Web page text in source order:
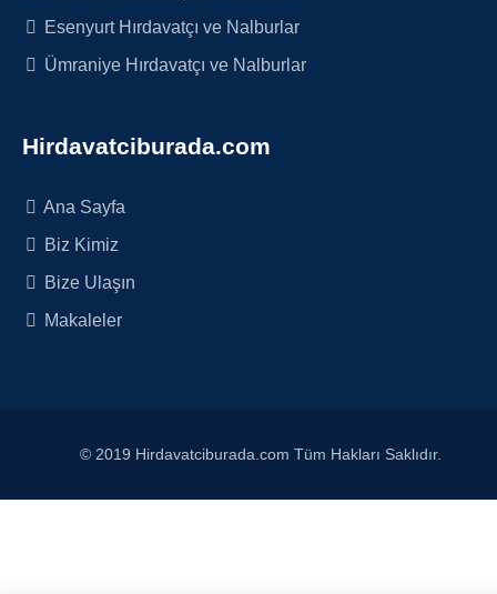
Esenyurt Hırdavatçı ve Nalburlar
Ümraniye Hırdavatçı ve Nalburlar
Hirdavatciburada.com
Ana Sayfa
Biz Kimiz
Bize Ulaşın
Makaleler
© 2019 Hirdavatciburada.com Tüm Hakları Saklıdır.